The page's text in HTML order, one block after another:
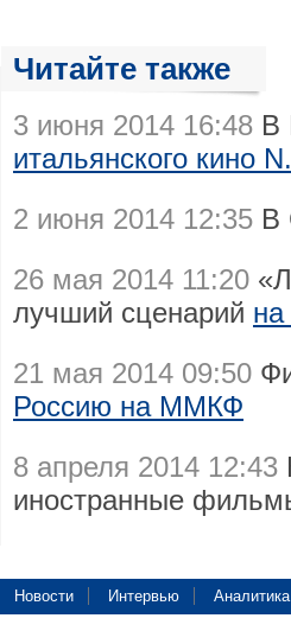
Читайте также
3 июня 2014 16:48 В
итальянского кино
2 июня 2014 12:35 В
26 мая 2014 11:20
лучший сценарий
21 мая 2014 09:50
Россию на ММКФ
8 апреля 2014 12:43
иностранные
Новости Интервью Аналитика